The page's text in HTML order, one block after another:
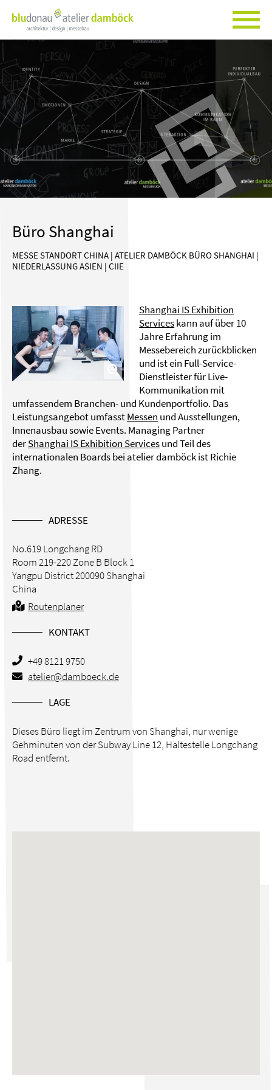
Büro Shanghai
MESSE STANDORT CHINA | ATELIER DAMBÖCK BÜRO SHANGHAI |
NIEDERLASSUNG ASIEN | CIIE
Shanghai IS Exhibition
Serviceskann auf über 10
Jahre Erfahrung im
Messebereich zurückblicken
und ist ein Full-Service-
Dienstleister für Live-
Kommunikation mit
umfassendem Branchen- und Kundenportfolio. Das
Leistungsangebot umfasstMessen und Ausstellungen,
Innenausbau sowie Events. Managing Partner
derShanghai IS Exhibition Servicesund Teil des
internationalen Boards bei atelier damböck ist Richie
Zhang.
ADRESSE
No.619 Longchang RD
Room 219-220 Zone B Block 1
Yangpu District 200090 Shanghai
China
Routenplaner
KONTAKT
+49 8121 9750
atelier@damboeck.de
LAGE
Dieses Büro liegt im Zentrum von Shanghai, nur wenige
Gehminuten von der Subway Line 12, Haltestelle Longchang
Road entfernt.